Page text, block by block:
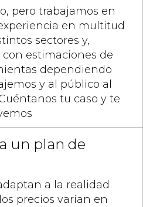
pero trabajamos en
en multitud
sectores y,
estimaciones de
dependiendo
y al público al
tu caso y te
un plan de
a la realidad
precios varían en